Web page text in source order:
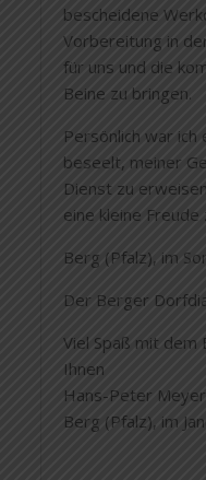
bescheidene
Vorbereitung in
für uns und die
Beine zu bringen.
Persönlich war ich
beseelt, meiner
Dienst zu
eine kleine
Berg (Pfalz), im
Der Berger
Viel Spaß mit
Ihnen
Hans-Peter Meyer
Berg (Pfalz), im